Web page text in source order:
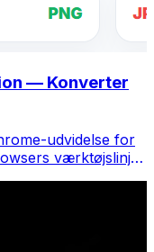
— Konverter
udvidelse for
værktøjslinje.